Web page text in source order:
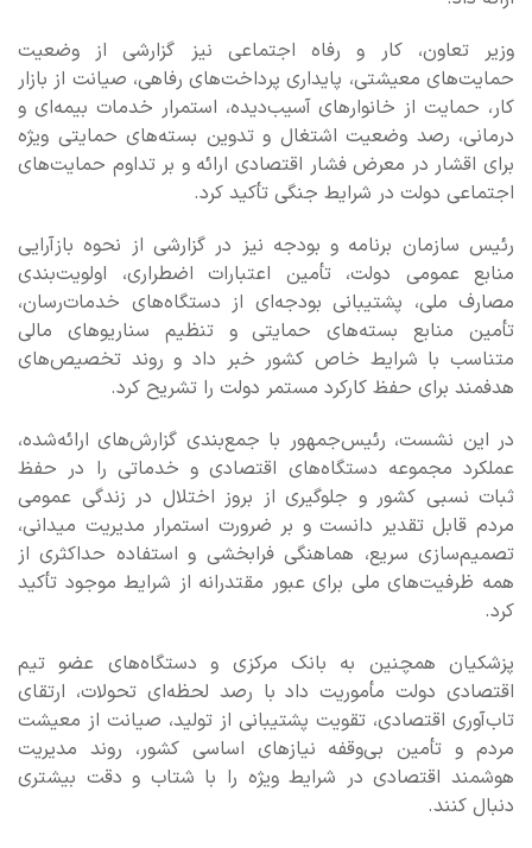
وزیر تعاون، کار و رفاه اجتماعی نیز گزارشی از وضعیت
حمایت‌های معیشتی، پایداری پرداخت‌های رفاهی، صیانت از بازار
کار، حمایت از خانوارهای آسیب‌دیده، استمرار خدمات بیمه‌ای و
درمانی، رصد وضعیت اشتغال و تدوین بسته‌های حمایتی ویژه
برای اقشار در معرض فشار اقتصادی ارائه و بر تداوم حمایت‌های
اجتماعی دولت در شرایط جنگی تأکید کرد.
رئیس سازمان برنامه و بودجه نیز در گزارشی از نحوه بازآرایی
منابع عمومی دولت، تأمین اعتبارات اضطراری، اولویت‌بندی
مصارف ملی، پشتیبانی بودجه‌ای از دستگاه‌های خدمات‌رسان،
تأمین منابع بسته‌های حمایتی و تنظیم سناریوهای مالی
متناسب با شرایط خاص کشور خبر داد و روند تخصیص‌های
هدفمند برای حفظ کارکرد مستمر دولت را تشریح کرد.
در این نشست، رئیس‌جمهور با جمع‌بندی گزارش‌های ارائه‌شده،
عملکرد مجموعه دستگاه‌های اقتصادی و خدماتی را در حفظ
ثبات نسبی کشور و جلوگیری از بروز اختلال در زندگی عمومی
مردم قابل تقدیر دانست و بر ضرورت استمرار مدیریت میدانی،
تصمیم‌سازی سریع، هماهنگی فرابخشی و استفاده حداکثری از
همه ظرفیت‌های ملی برای عبور مقتدرانه از شرایط موجود تأکید
کرد.
پزشکیان همچنین به بانک مرکزی و دستگاه‌های عضو تیم
اقتصادی دولت مأموریت داد با رصد لحظه‌ای تحولات، ارتقای
تاب‌آوری اقتصادی، تقویت پشتیبانی از تولید، صیانت از معیشت
مردم و تأمین بی‌وقفه نیازهای اساسی کشور، روند مدیریت
هوشمند اقتصادی در شرایط ویژه را با شتاب و دقت بیشتری
دنبال کنند.